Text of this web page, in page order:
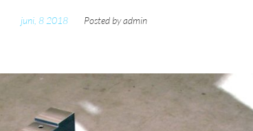
juni, 8 2018 Posted byadmin